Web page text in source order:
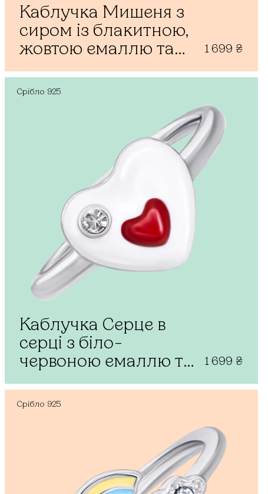
Каблучка Мишеня з
сиром із блакитною,
жовтою емаллю та
фіанітами
1 699 ₴
Срібло 925
Каблучка Серце в
серці з біло-
червоною емаллю та
фіанітом
1 699 ₴
Срібло 925